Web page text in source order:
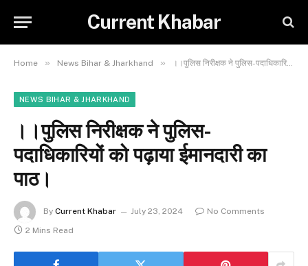
Current Khabar
Home » News Bihar & Jharkhand » ।।पुलिस निरीक्षक ने पुलिस-पदाधिकारियों को पढ़ाया ईमानदारी का पाठ।
NEWS BIHAR & JHARKHAND
।।पुलिस निरीक्षक ने पुलिस-
पदाधिकारियों को पढ़ाया ईमानदारी का
पाठ।
By Current Khabar July 23, 2024
No Comments
2 Mins Read